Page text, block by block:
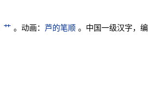
艹 。动画： 芦的笔顺 。中国一级汉字，编